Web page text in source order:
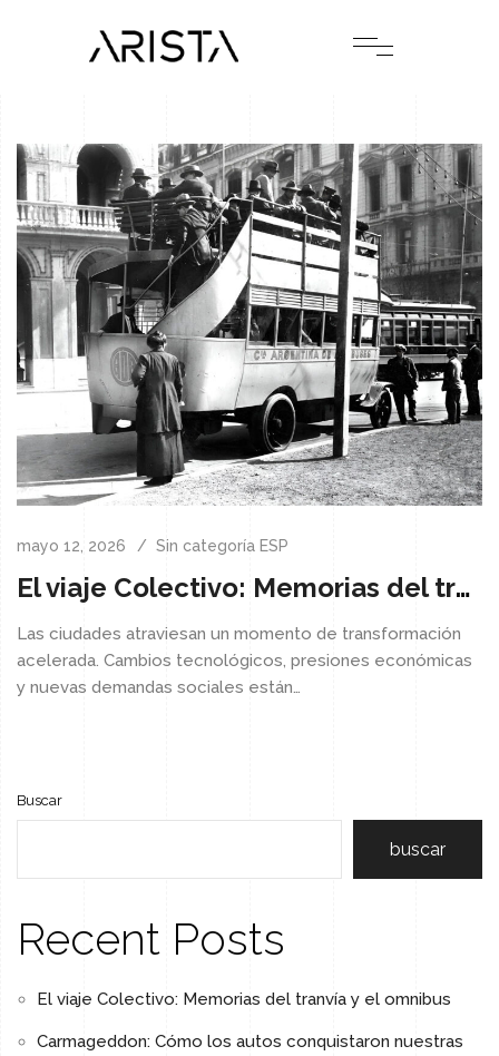
mayo 12, 2026 Sin categoría ESP
El viaje Colectivo: Memorias del tranvía y el omnibus
Las ciudades atraviesan un momento de transformación
acelerada. Cambios tecnológicos, presiones económicas
y nuevas demandas sociales están…
Buscar
buscar
Recent Posts
El viaje Colectivo: Memorias del tranvía y el omnibus
Carmageddon: Cómo los autos conquistaron nuestras